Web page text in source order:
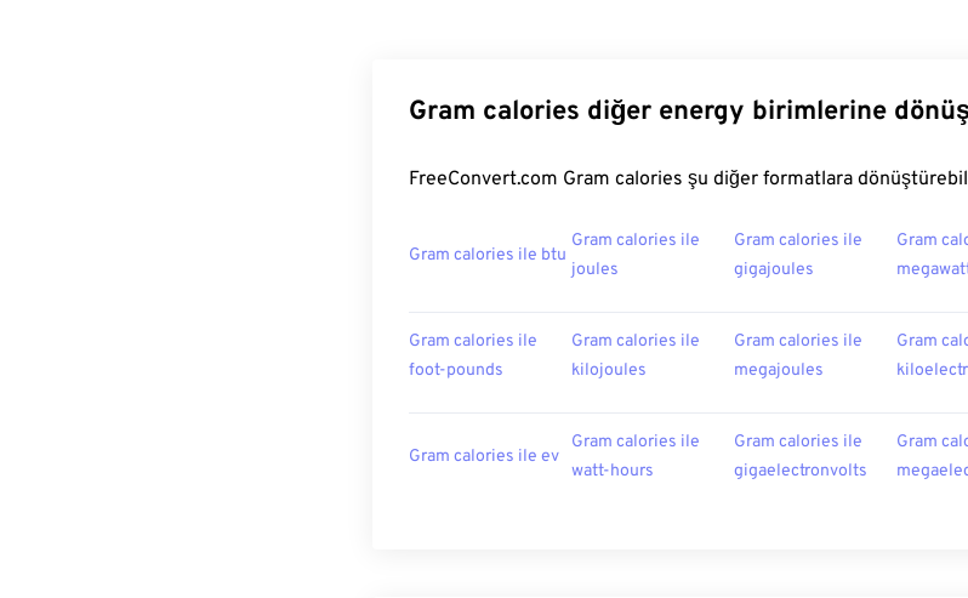
Gram calories diğer energy birimlerine
FreeConvert.com Gram calories şu diğer formatlara
Gram calories ile btu
Gram calories ile
joules
Gram calories ile
gigajoules
Gram
Gram calories ile
foot-pounds
Gram calories ile
kilojoules
Gram calories ile
megajoules
Gram
Gram calories ile ev
Gram calories ile
watt-hours
Gram calories ile
gigaelectronvolts
Gram